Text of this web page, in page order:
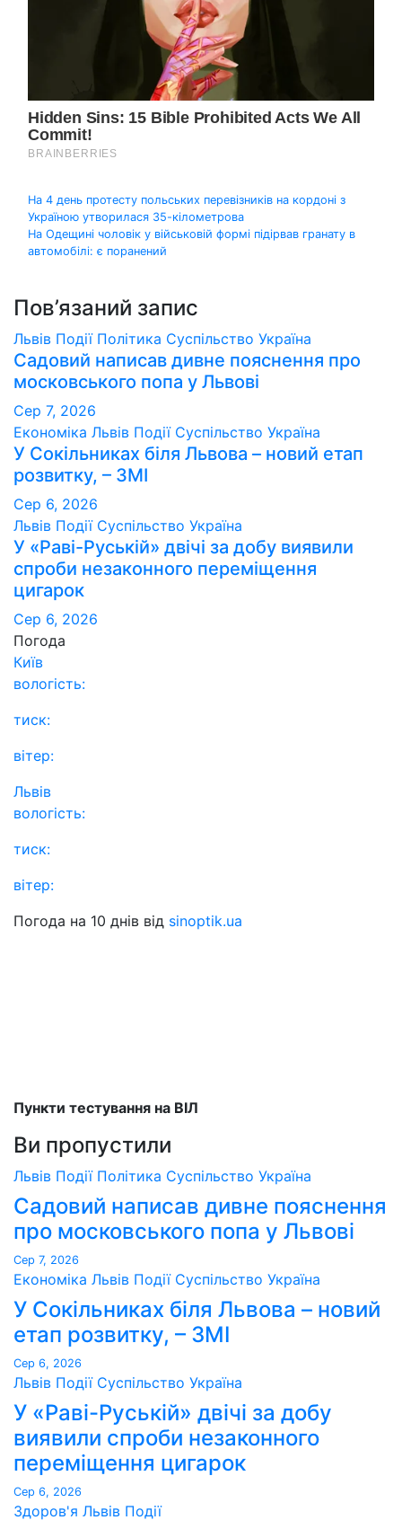
Навігація
записів
На 4 день протесту польських перевізників на кордоні з
Україною утворилася 35-кілометрова
На Одещині чоловік у військовій формі підірвав гранату в
автомобілі: є поранений
Пов’язаний запис
Львів Події Політика Суспільство Україна
Садовий написав дивне пояснення про
московського попа у Львові
Сер 7, 2026
Економіка Львів Події Суспільство Україна
У Сокільниках біля Львова – новий етап
розвитку, – ЗМІ
Сер 6, 2026
Львів Події Суспільство Україна
У «Раві-Руській» двічі за добу виявили
спроби незаконного переміщення
цигарок
Сер 6, 2026
Погода
Київ
вологість:
тиск:
вітер:
Львів
вологість:
тиск:
вітер:
Погода на 10 днів від sinoptik.ua
Пункти тестування на ВІЛ
Ви пропустили
Львів Події Політика Суспільство Україна
Садовий написав дивне пояснення
про московського попа у Львові
Сер 7, 2026
Економіка Львів Події Суспільство Україна
У Сокільниках біля Львова – новий
етап розвитку, – ЗМІ
Сер 6, 2026
Львів Події Суспільство Україна
У «Раві-Руській» двічі за добу
виявили спроби незаконного
переміщення цигарок
Сер 6, 2026
Здоров'я Львів Події